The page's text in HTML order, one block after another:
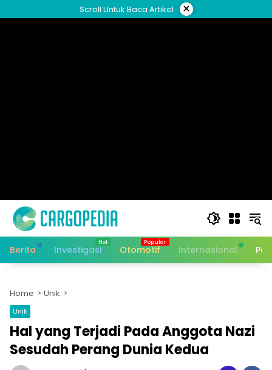
to
Scroll Untuk Baca Artikel ×
Berita Investigasi Otomotif Internasional
Home Unik
Unik
Hal yang Terjadi Pada Anggota Nazi
Sesudah Perang Dunia Kedua